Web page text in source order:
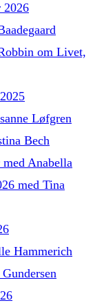
2026
om Livet,
Løfgren
Bech
Anabella
med Tina
Hammerich